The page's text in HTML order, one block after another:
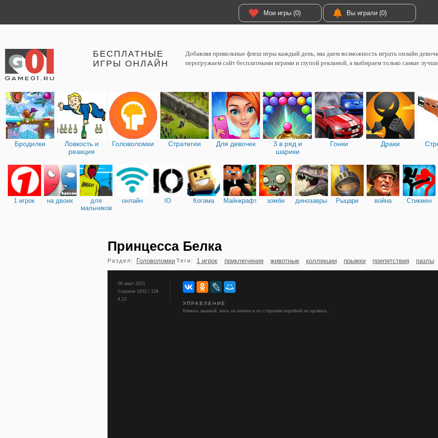
Мои игры (0) Вы играли (0)
БЕСПЛАТНЫЕ
ИГРЫ ОНЛАЙН
Добавляя прикольные флеш игры каждый день, мы даем возможность играть онлайн
перегружаем сайт бесплатными играми и глупой рекламой, а выбираем только самые
Бродилки
Ловкость и
реакция
Головоломки Стратегии Для девочек
3 в ряд и
шарики
Гонки Драки
1 игрок на двоих
для
мальчиков
онлайн IO Когама Майнкрафт зомби динозавры Рыцари война Стикмен
Принцесса Белка
Раздел: Головоломки Теги: 1 игрок приключения животные коллекции прыжки препятствия пазлы
06 март 2021
Сыграли 1632 / 134
4,12
УПРАВЛЕНИЕ
Кликать мышкой, жать на кнопки и по сторонам коробкой не щелкать.